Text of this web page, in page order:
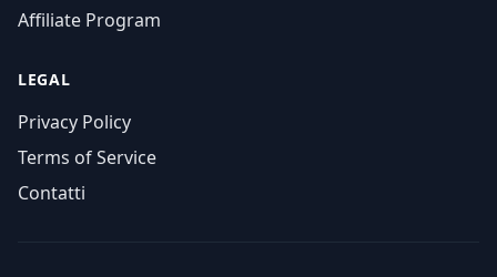
Affiliate Program
LEGAL
Privacy Policy
Terms of Service
Contatti